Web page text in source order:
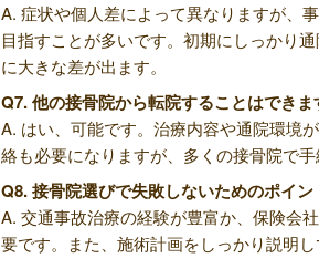
A. 症状や個人差によって異なりますが、
目指すことが多いです。初期にしっかり
に大きな差が出ます。
Q7. 他の接骨院から転院することはできま
A. はい、可能です。治療内容や通院環境
絡も必要になりますが、多くの接骨院で
Q8. 接骨院選びで失敗しないためのポイン
A. 交通事故治療の経験が豊富か、保険会
要です。また、施術計画をしっかり説明